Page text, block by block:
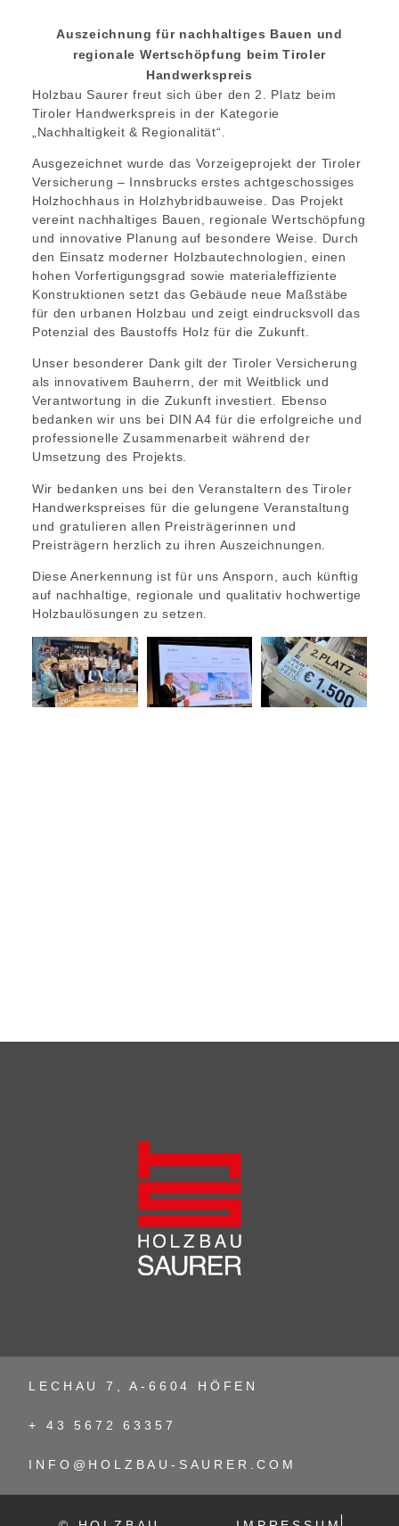
Auszeichnung für nachhaltiges Bauen und
regionale Wertschöpfung beim Tiroler
Handwerkspreis
Holzbau Saurer freut sich über den 2. Platz beim
Tiroler Handwerkspreis in der Kategorie
„Nachhaltigkeit & Regionalität“.
Ausgezeichnet wurde das Vorzeigeprojekt der Tiroler
Versicherung – Innsbrucks erstes achtgeschossiges
Holzhochhaus in Holzhybridbauweise. Das Projekt
vereint nachhaltiges Bauen, regionale Wertschöpfung
und innovative Planung auf besondere Weise. Durch
den Einsatz moderner Holzbautechnologien, einen
hohen Vorfertigungsgrad sowie materialeffiziente
Konstruktionen setzt das Gebäude neue Maßstäbe
für den urbanen Holzbau und zeigt eindrucksvoll das
Potenzial des Baustoffs Holz für die Zukunft.
Unser besonderer Dank gilt der Tiroler Versicherung
als innovativem Bauherrn, der mit Weitblick und
Verantwortung in die Zukunft investiert. Ebenso
bedanken wir uns bei DIN A4 für die erfolgreiche und
professionelle Zusammenarbeit während der
Umsetzung des Projekts.
Wir bedanken uns bei den Veranstaltern des Tiroler
Handwerkspreises für die gelungene Veranstaltung
und gratulieren allen Preisträgerinnen und
Preisträgern herzlich zu ihren Auszeichnungen.
Diese Anerkennung ist für uns Ansporn, auch künftig
auf nachhaltige, regionale und qualitativ hochwertige
Holzbaulösungen zu setzen.
LECHAU 7, A-6604 HÖFEN
+ 43 5672 63357
INFO@HOLZBAU-SAURER.COM